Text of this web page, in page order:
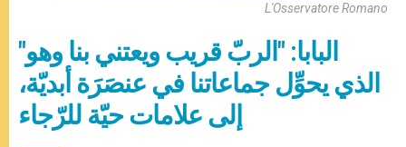
L'Osservatore Romano
"البابا: "الربّ قريب ويعتني بنا وهو
الذي يحوِّل جماعاتنا في عنصَرَة أبديّة،
إلى علامات حيّة للرّجاء